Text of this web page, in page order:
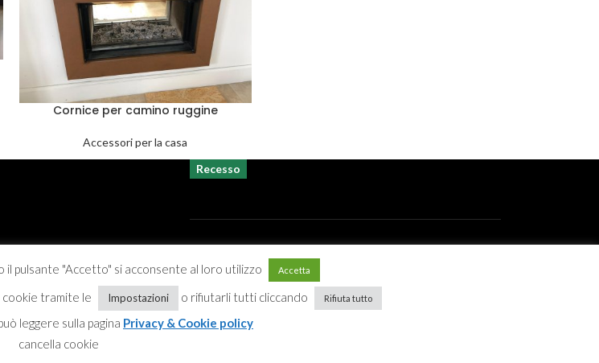
Cornice per camino ruggine
Accessori per la casa
Recesso
Privacy & Cookie policy
il pulsante "Accetto" si acconsente al loro utilizzo Accetta
cookie tramite le Impostazioni o rifiutarli tutti cliccando Rifiuta tutto
leggere sulla pagina Privacy & Cookie policy
cancella cookie